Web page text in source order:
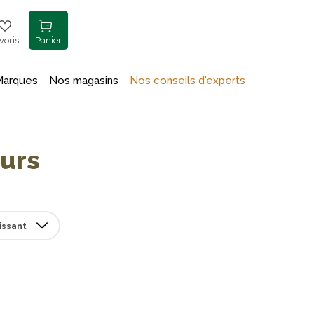
Panier
Nos magasins Nos conseils d'experts